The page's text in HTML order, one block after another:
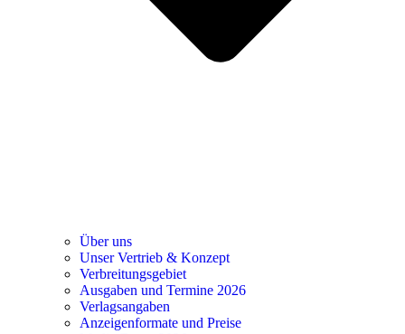
Über uns
Unser Vertrieb & Konzept
Verbreitungsgebiet
Ausgaben und Termine 2026
Verlagsangaben
Anzeigenformate und Preise